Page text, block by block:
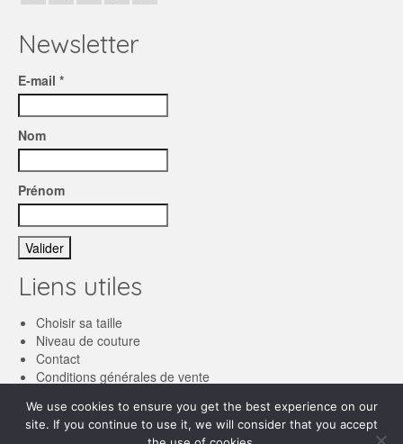
Newsletter
E-mail *
Nom
Prénom
Liens utiles
Choisir sa taille
Niveau de couture
Contact
Conditions générales de vente
We use cookies to ensure you get the best experience on our
site. If you continue to use it, we will consider that you accept